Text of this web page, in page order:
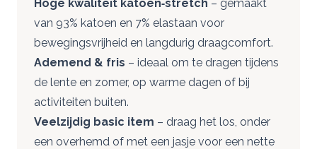
Hoge kwaliteit katoen‑stretch – gemaakt
van 93% katoen en 7% elastaan voor
bewegingsvrijheid en langdurig draagcomfort.
Ademend & fris – ideaal om te dragen tijdens
de lente en zomer, op warme dagen of bij
activiteiten buiten.
Veelzijdig basic item – draag het los, onder
een overhemd of met een jasje voor een nette